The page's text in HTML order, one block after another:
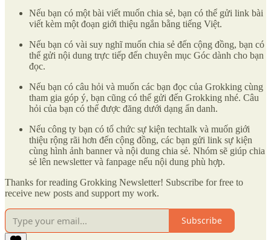
Nếu bạn có một bài viết muốn chia sẻ, bạn có thể gửi link bài
viết kèm một đoạn giới thiệu ngắn bằng tiếng Việt.
Nếu bạn có vài suy nghĩ muốn chia sẻ đến cộng đồng, bạn có
thể gửi nội dung trực tiếp đến chuyên mục Góc dành cho bạn
đọc.
Nếu bạn có câu hỏi và muốn các bạn đọc của Grokking cùng
tham gia góp ý, bạn cũng có thể gửi đến Grokking nhé. Câu
hỏi của bạn có thể được đăng dưới dạng ẩn danh.
Nếu công ty bạn có tổ chức sự kiện techtalk và muốn giới
thiệu rộng rãi hơn đến cộng đồng, các bạn gửi link sự kiện
cùng hình ảnh banner và nội dung chia sẻ. Nhóm sẽ giúp chia
sẻ lên newsletter và fanpage nếu nội dung phù hợp.
Thanks for reading Grokking Newsletter! Subscribe for free to
receive new posts and support my work.
Subscribe